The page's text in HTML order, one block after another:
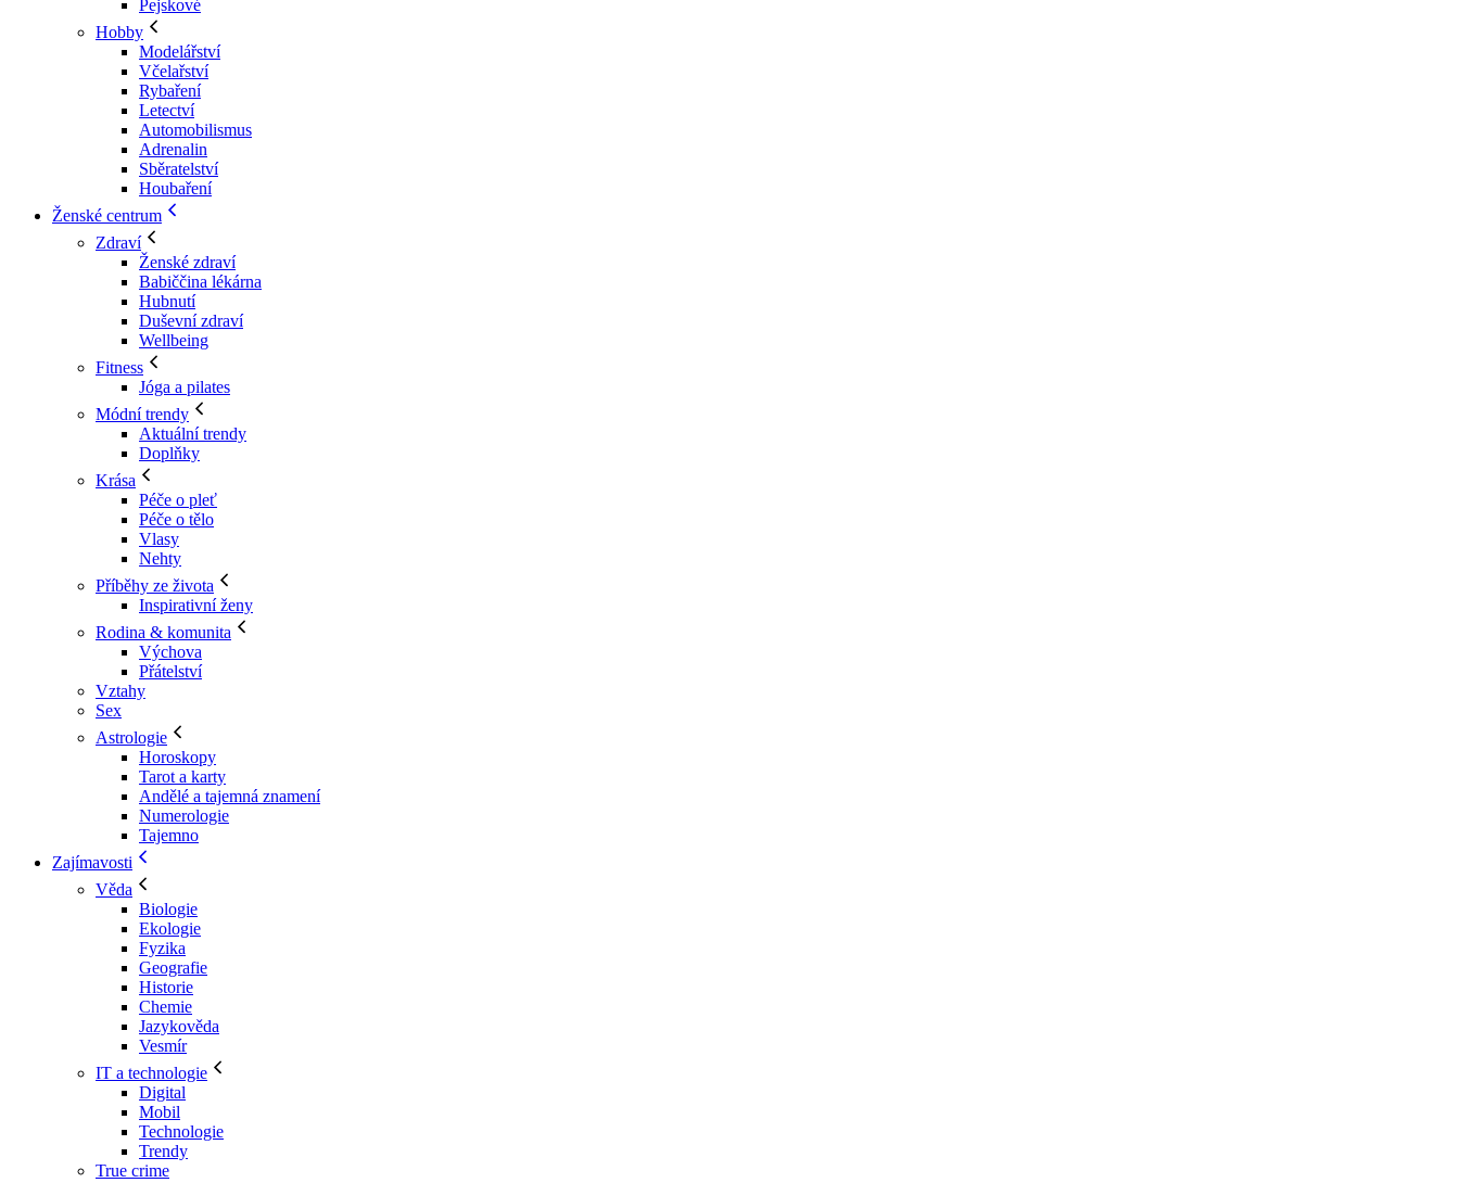
Pejskové
Hobby
Modelářství
Včelařství
Rybaření
Letectví
Automobilismus
Adrenalin
Sběratelství
Houbaření
Ženské centrum
Zdraví
Ženské zdraví
Babiččina lékárna
Hubnutí
Duševní zdraví
Wellbeing
Fitness
Jóga a pilates
Módní trendy
Aktuální trendy
Doplňky
Krása
Péče o pleť
Péče o tělo
Vlasy
Nehty
Příběhy ze života
Inspirativní ženy
Rodina & komunita
Výchova
Přátelství
Vztahy
Sex
Astrologie
Horoskopy
Tarot a karty
Andělé a tajemná znamení
Numerologie
Tajemno
Zajímavosti
Věda
Biologie
Ekologie
Fyzika
Geografie
Historie
Chemie
Jazykověda
Vesmír
IT a technologie
Digital
Mobil
Technologie
Trendy
True crime